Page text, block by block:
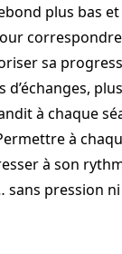
plus bas
sa
d’échanges,
à chaque
à
à son
sans pression